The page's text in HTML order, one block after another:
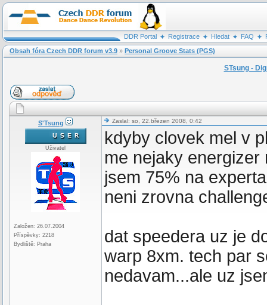
DDR Portal Registrace Hledat FAQ
Obsah fóra Czech DDR forum v3.9 » Personal Groove Stats (PGS)
STsung -
S'Tsung
Uživatel
Založen: 26.07.2004
Příspěvky: 2218
Bydliště: Praha
Zaslal: so, 22.březen 2008, 0:42
kdyby clovek mel v
me nejaky energizer
jsem 75% na
neni zrovna
dat speedera uz je
warp 8xm. tech par
nedavam...ale uz